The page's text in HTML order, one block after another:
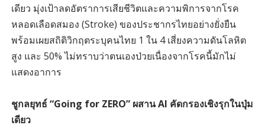
เดียว มุ่งเป้าลดอัตราการเสียชีวิตและความพิการจากโรค
หลอดเลือดสมอง (Stroke) ของประชากรไทยอย่างยั่งยืน
พร้อมเผยสถิติวิกฤตระบุคนไทย 1 ใน 4 เสี่ยงความดันโลหิต
สูง และ 50% ไม่ทราบว่าตนเองป่วยเนื่องจากโรคนี้มักไม่
แสดงอาการ
ชูกลยุทธ์ “Going for ZERO” ผสาน AI คัดกรองเชิงรุกในปุ่ม
เดียว